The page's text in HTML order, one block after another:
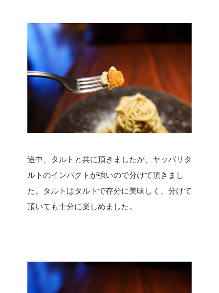
途中、タルトと共に頂きましたが、ヤッパリタ
ルトのインパクトが強いので分けて頂きまし
た。
タルトはタルトで存分に美味しく、分けて
頂いても十分に楽しめました。